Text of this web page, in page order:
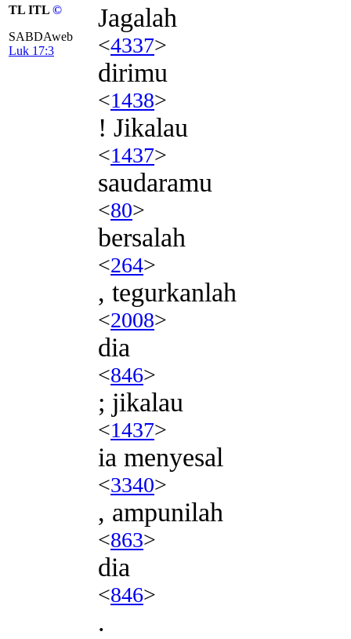
TL ITL ©
SABDAweb
Luk 17:3
Jagalah
<4337>
dirimu
<1438>
! Jikalau
<1437>
saudaramu
<80>
bersalah
<264>
, tegurkanlah
<2008>
dia
<846>
; jikalau
<1437>
ia menyesal
<3340>
, ampunilah
<863>
dia
<846>
.